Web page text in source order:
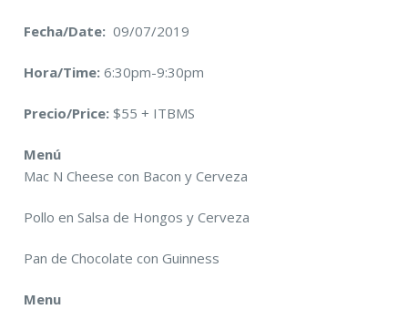
Fecha/Date: 09/07/2019
Hora/Time: 6:30pm-9:30pm
Precio/Price: $55 + ITBMS
Menú
Mac N Cheese con Bacon y Cerveza
Pollo en Salsa de Hongos y Cerveza
Pan de Chocolate con Guinness
Menu